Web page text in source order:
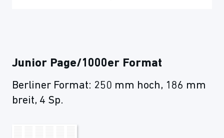
Junior Page/1000er Format
Berliner Format: 250 mm hoch, 186 mm
breit, 4 Sp.